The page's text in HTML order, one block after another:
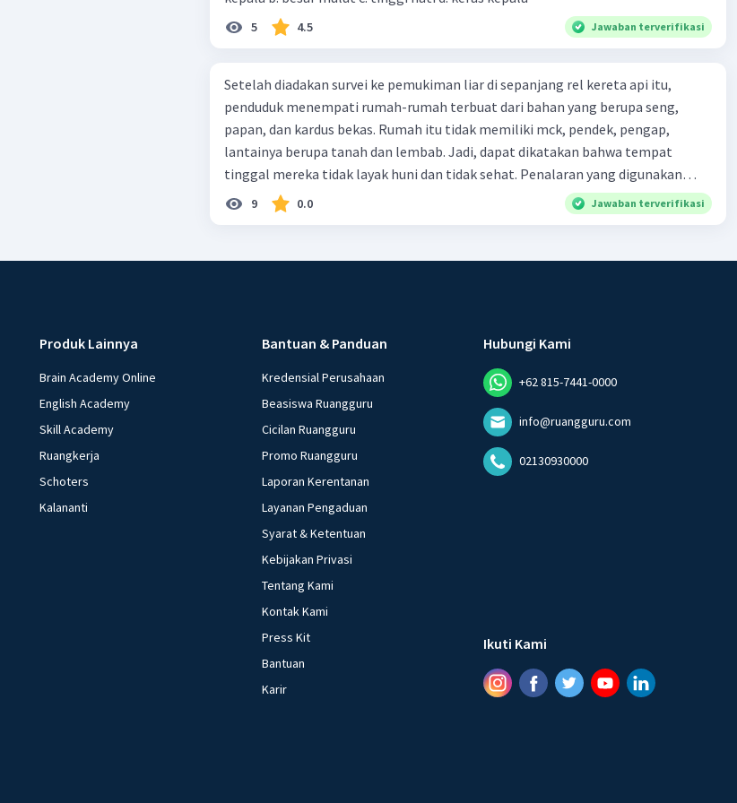
5 4.5 Jawaban terverifikasi
Setelah diadakan survei ke pemukiman liar di sepanjang rel kereta api itu,
penduduk menempati rumah-rumah terbuat dari bahan yang berupa seng,
papan, dan kardus bekas. Rumah itu tidak memiliki mck, pendek, pengap,
lantainya berupa tanah dan lembab. Jadi, dapat dikatakan bahwa tempat
tinggal mereka tidak layak huni dan tidak sehat. Penalaran yang digunakan
dalam paragraf tersebut adalah . . . .
9 0.0 Jawaban terverifikasi
Produk Lainnya
Brain Academy Online
English Academy
Skill Academy
Ruangkerja
Schoters
Kalananti
Bantuan & Panduan
Kredensial Perusahaan
Beasiswa Ruangguru
Cicilan Ruangguru
Promo Ruangguru
Laporan Kerentanan
Layanan Pengaduan
Syarat & Ketentuan
Kebijakan Privasi
Tentang Kami
Kontak Kami
Press Kit
Bantuan
Karir
Hubungi Kami
+62 815-7441-0000
info@ruangguru.com
02130930000
Ikuti Kami